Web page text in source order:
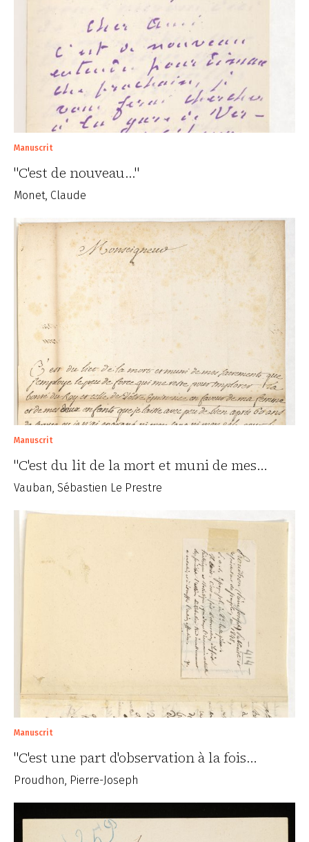
Manuscrit
"C'est de nouveau..."
Monet, Claude
Manuscrit
"C'est du lit de la mort et muni de mes…
Vauban, Sébastien Le Prestre
Manuscrit
"C'est une part d'observation à la fois…
Proudhon, Pierre-Joseph